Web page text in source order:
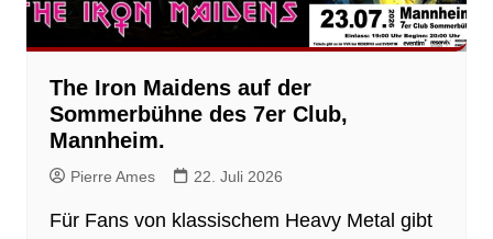
The Iron Maidens auf der
Sommerbühne des 7er Club,
Mannheim.
Pierre Ames 22. Juli 2026
Für Fans von klassischem Heavy Metal gibt